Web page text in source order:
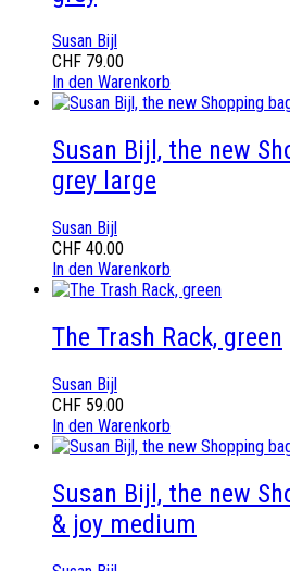
Susan Bijl
CHF 79.00
In den Warenkorb
Susan Bijl, the new
grey large
Susan Bijl
CHF 40.00
In den Warenkorb
The Trash Rack, green
Susan Bijl
CHF 59.00
In den Warenkorb
Susan Bijl, the new
& joy medium